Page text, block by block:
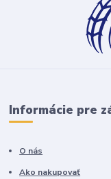
Informácie pre
O nás
Ako nakupovať